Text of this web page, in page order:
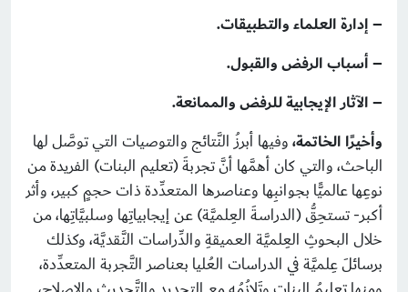
– إدارة العلماء والتطبيقات.
– أسباب الرفض والقبول.
– الآثار الإيجابية للرفض والممانعة.
وأخيرًا الخاتمة،وفيها أبرزُ النَّتائج والتوصيات التي توصَّل لها
الباحث، والتي كان أهمَّها أنَّ تجربةَ (تعليم البنات) الفريدة من
نوعِها عالميًّا بجوانبِها وعناصرها المتعدِّدة ذات حجمٍ كبير، وأثر
أكبر- تستحِقُّ (الدراسةَ العِلميَّة) عن إيجابياتِها وسلبيَّاتِها، من
خلال البحوثِ العِلميَّة العميقةِ والدِّراسات النَّقديَّة، وكذلك
برسائلَ عِلميَّة في الدراسات العُليا بعناصر التَّجربة المتعدِّدة،